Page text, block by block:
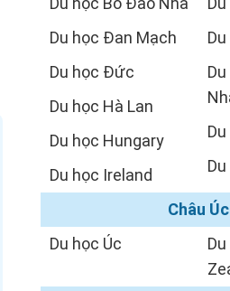
Du học Đan Mạch
Du học Đức
Du học Hà Lan
Du học Hungary
Du học Ireland
Châu Úc
Du học Úc